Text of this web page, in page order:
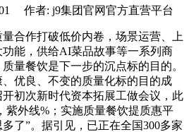
作者: j9集团官网官方直营平台
作打破低价内卷，场景运营、上
能，供给AI菜品故事等一系列商
量餐饮是下一步的沉点标的目的。
优良、不变的质量化标的目的成
初次新时代资本拓展工做会议，此
紫外线%；实施质量餐饮提质惠平
了”。据引见，已正在全国300多家